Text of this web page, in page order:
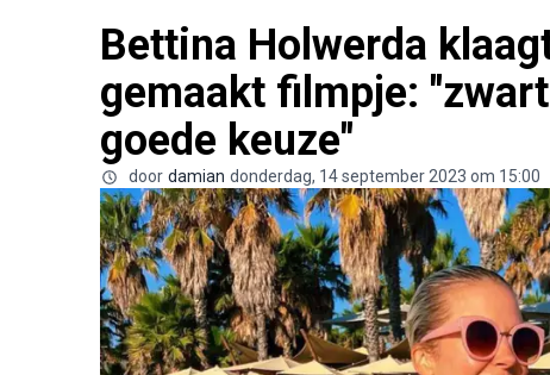
Bettina Holwerda
gemaakt filmpje:
goede keuze"
door damian donderdag, 14 september 2023 om 15:00